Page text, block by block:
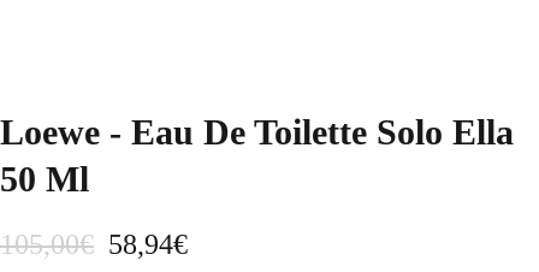
Loewe - Eau De Toilette Solo Ella
50 Ml
105,00€ E
58,94€E